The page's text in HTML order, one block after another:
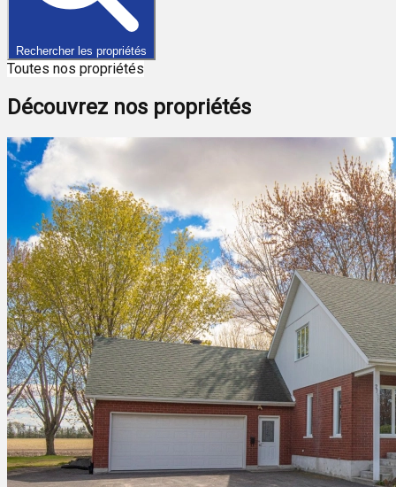
Rechercher les propriétés
Toutes nos propriétés
Découvrez nos propriétés